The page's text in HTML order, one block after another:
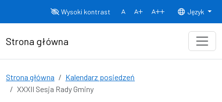
Wysoki kontrast
Normalny rozmiar czcionki
Rozmiar czcionki 150% Rozmiar
Język
Strona główna
Strona główna
Kalendarz posiedzeń
XXXII Sesja Rady Gminy